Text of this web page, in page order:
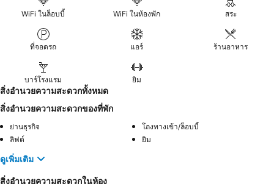
WiFi ในล็อบบี้ WiFi ในห้องพัก สระ
ที่จอดรถ แอร์ ร้านอาหาร
บาร์โรงแรม ยิม
สิ่งอำนวยความสะดวกทั้งหมด
สิ่งอำนวยความสะดวกของที่พัก
ย่านธุรกิจ
โถงทางเข้า/ล็อบบี้
ลิฟต์
ยิม
ดูเพิ่มเติม
สิ่งอำนวยความสะดวกในห้อง